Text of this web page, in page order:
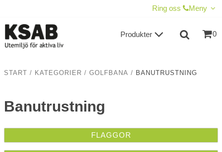
Ring oss Meny
0
Produkter
START / KATEGORIER / GOLFBANA / BANUTRUSTNING
Banutrustning
FLAGGOR
TILL KASSAN